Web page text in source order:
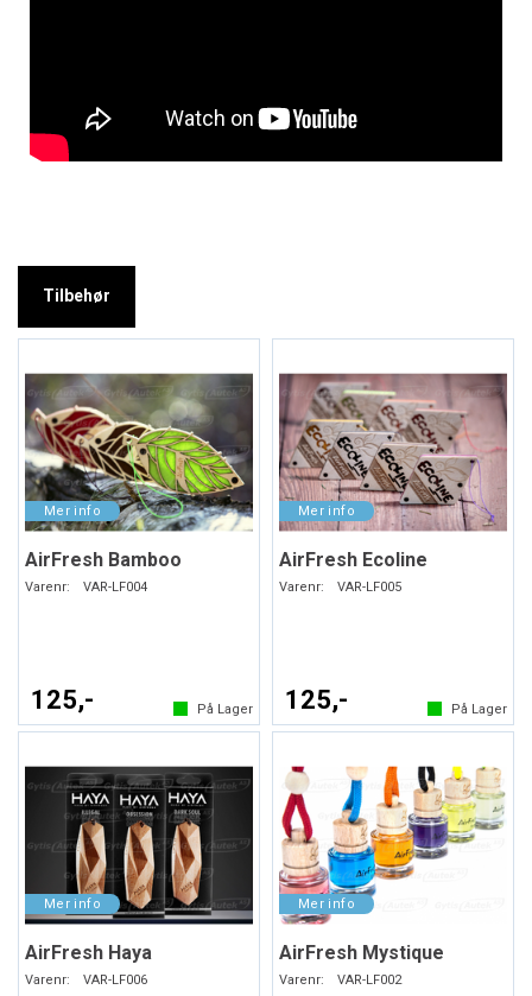
Tilbehør
AirFresh Bamboo
Varenr: VAR-LF004
125,- På Lager
AirFresh Ecoline
Varenr: VAR-LF005
125,- På Lager
AirFresh Haya
Varenr: VAR-LF006
AirFresh Mystique
Varenr: VAR-LF002